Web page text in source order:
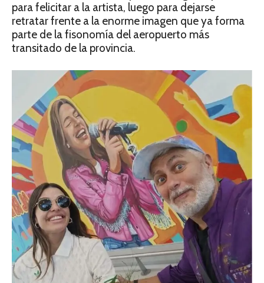
para felicitar a la artista, luego para dejarse
retratar frente a la enorme imagen que ya forma
parte de la fisonomía del aeropuerto más
transitado de la provincia.